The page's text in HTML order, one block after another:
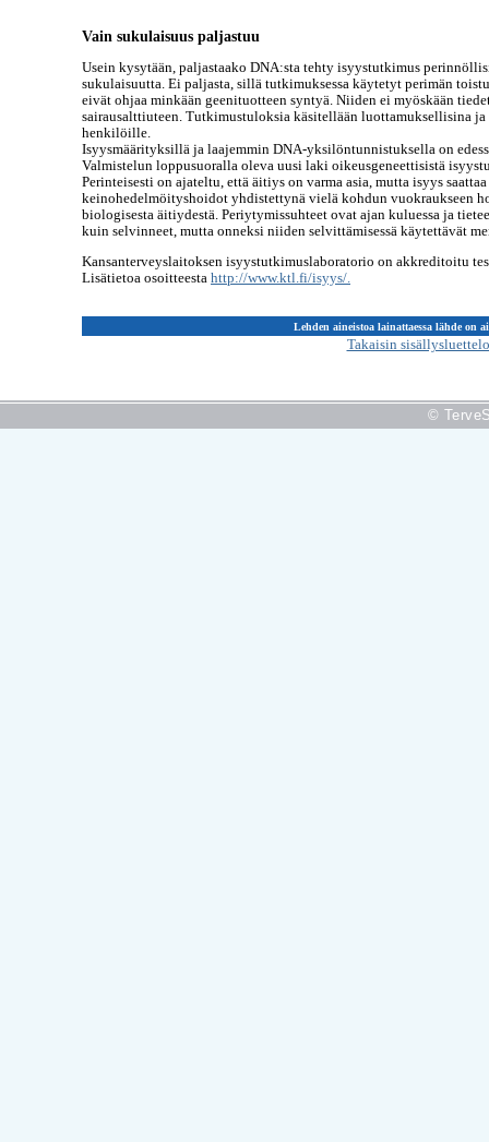
Vain sukulaisuus paljastuu
Usein kysytään, paljastaako DNA:sta tehty isyystutkimus
sukulaisuutta. Ei paljasta, sillä tutkimuksessa käytetyt perimän
eivät ohjaa minkään geenituotteen syntyä. Niiden ei myöskään
sairausalttiuteen. Tutkimustuloksia käsitellään luottamuksellisina
henkilöille.
Isyysmäärityksillä ja laajemmin DNA-yksilöntunnistuksella on
Valmistelun loppusuoralla oleva uusi laki oikeusgeneettisistä
Perinteisesti on ajateltu, että äitiys on varma asia, mutta isyys
keinohedelmöityshoidot yhdistettynä vielä kohdun vuokraukseen
biologisesta äitiydestä. Periytymissuhteet ovat ajan kuluessa ja
kuin selvinneet, mutta onneksi niiden selvittämisessä käytettävät
Kansanterveyslaitoksen isyystutkimuslaboratorio on akkreditoitu
Lisätietoa osoitteesta http://www.ktl.fi/isyys/.
Lehden aineistoa lainattaessa lähde on
Takaisin
©